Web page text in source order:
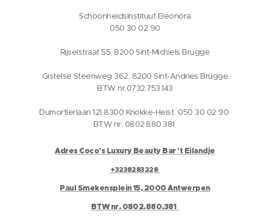
Schoonheidsinstituut Eleonora
050 30 02 90
Rijselstraat 55, 8200 Sint-Michiels Brugge
Gistelse Steenweg 362, 8200 Sint-Andries Brugge
BTW nr.0732.753.143
Dumortierlaan 121 8300 Knokke-Heist 050 30 02 90
BTW nr. 0802.880.381
Adres Coco's Luxury Beauty Bar 't Eilandje
+3238283228
Paul Smekensplein 15, 2000 Antwerpen
BTW nr. 0802.880.381